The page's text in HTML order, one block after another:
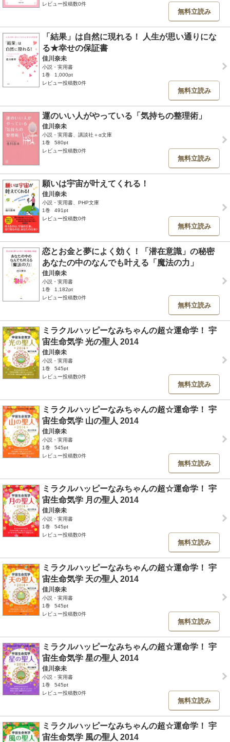
レビュー投稿数0件
無料立読み
「結果」は自然に現れる！ 人生が思い通りにな
る★幸せの保証書
佳川奈未
小説・実用書
1巻
1,000pt
レビュー投稿数0件
無料立読み
運のいい人がやっている「気持ちの整理術」
佳川奈未
小説・実用書、講談社＋α文庫
1巻
580pt
レビュー投稿数0件
無料立読み
願いは宇宙が叶えてくれる！
佳川奈未
小説・実用書、PHP文庫
1巻
491pt
レビュー投稿数0件
無料立読み
恋とお金と夢によく効く！「潜在意識」の秘密
あなたの中のなんでも叶える「魔法の力」
佳川奈未
小説・実用書
1巻
1,182pt
レビュー投稿数0件
無料立読み
ミラクルハッピーなみちゃんの超☆運命学！ 宇
宙生命気学 光の聖人 2014
佳川奈未
小説・実用書
1巻
545pt
レビュー投稿数0件
無料立読み
ミラクルハッピーなみちゃんの超☆運命学！ 宇
宙生命気学 山の聖人 2014
佳川奈未
小説・実用書
1巻
545pt
レビュー投稿数0件
無料立読み
ミラクルハッピーなみちゃんの超☆運命学！ 宇
宙生命気学 月の聖人 2014
佳川奈未
小説・実用書
1巻
545pt
レビュー投稿数0件
無料立読み
ミラクルハッピーなみちゃんの超☆運命学！ 宇
宙生命気学 天の聖人 2014
佳川奈未
小説・実用書
1巻
545pt
レビュー投稿数0件
無料立読み
ミラクルハッピーなみちゃんの超☆運命学！ 宇
宙生命気学 星の聖人 2014
佳川奈未
小説・実用書
1巻
545pt
レビュー投稿数0件
無料立読み
ミラクルハッピーなみちゃんの超☆運命学！ 宇
宙生命気学 風の聖人 2014